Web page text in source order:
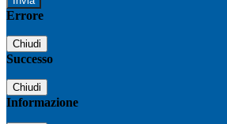
Errore
Chiudi
Successo
Chiudi
Informazione